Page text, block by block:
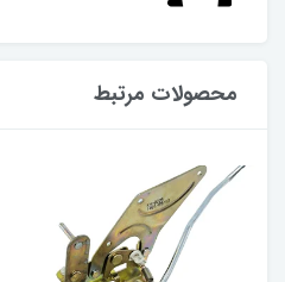
محصولات مرتبط